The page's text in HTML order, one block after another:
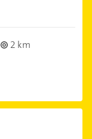
2 km